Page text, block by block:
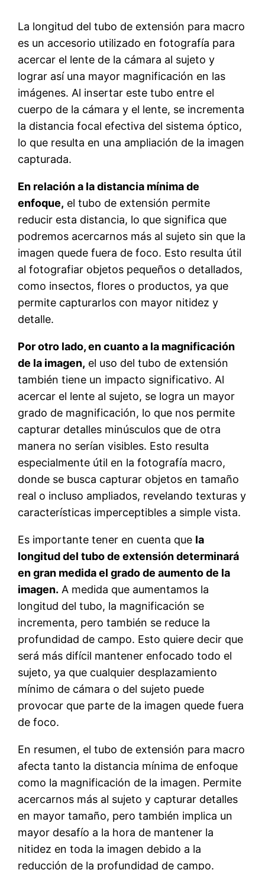
La longitud del tubo de extensión para macro
es un accesorio utilizado en fotografía para
acercar el lente de la cámara al sujeto y
lograr así una mayor magnificación en las
imágenes. Al insertar este tubo entre el
cuerpo de la cámara y el lente, se incrementa
la distancia focal efectiva del sistema óptico,
lo que resulta en una ampliación de la imagen
capturada.
En relación a la distancia mínima de
enfoque, el tubo de extensión permite
reducir esta distancia, lo que significa que
podremos acercarnos más al sujeto sin que la
imagen quede fuera de foco. Esto resulta útil
al fotografiar objetos pequeños o detallados,
como insectos, flores o productos, ya que
permite capturarlos con mayor nitidez y
detalle.
Por otro lado, en cuanto a la magnificación
de la imagen, el uso del tubo de extensión
también tiene un impacto significativo. Al
acercar el lente al sujeto, se logra un mayor
grado de magnificación, lo que nos permite
capturar detalles minúsculos que de otra
manera no serían visibles. Esto resulta
especialmente útil en la fotografía macro,
donde se busca capturar objetos en tamaño
real o incluso ampliados, revelando texturas y
características imperceptibles a simple vista.
Es importante tener en cuenta que la
longitud del tubo de extensión determinará
en gran medida el grado de aumento de la
imagen. A medida que aumentamos la
longitud del tubo, la magnificación se
incrementa, pero también se reduce la
profundidad de campo. Esto quiere decir que
será más difícil mantener enfocado todo el
sujeto, ya que cualquier desplazamiento
mínimo de cámara o del sujeto puede
provocar que parte de la imagen quede fuera
de foco.
En resumen, el tubo de extensión para macro
afecta tanto la distancia mínima de enfoque
como la magnificación de la imagen. Permite
acercarnos más al sujeto y capturar detalles
en mayor tamaño, pero también implica un
mayor desafío a la hora de mantener la
nitidez en toda la imagen debido a la
reducción de la profundidad de campo.